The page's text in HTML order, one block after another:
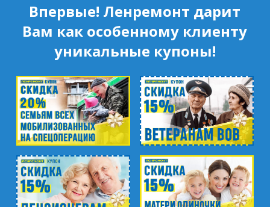
Впервые! Ленремонт дарит
Вам как особенному клиенту
уникальные купоны!